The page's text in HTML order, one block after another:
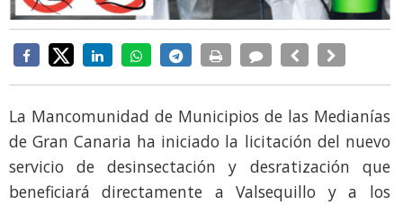
La Mancomunidad de Municipios de las Medianías
de Gran Canaria ha iniciado la licitación del nuevo
servicio de desinsectación y desratización que
beneficiará directamente a Valsequillo y a los